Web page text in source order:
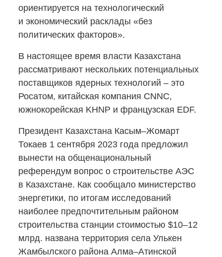
ориентируется на технологический
и экономический расклады «без
политических факторов».
В настоящее время власти Казахстана
рассматривают нескольких потенциальных
поставщиков ядерных технологий – это
Росатом, китайская компания CNNC,
южнокорейская KHNP и французская EDF.
Президент Казахстана Касым–Жомарт
Токаев 1 сентября 2023 года предложил
вынести на общенациональный
референдум вопрос о строительстве АЭС
в Казахстане. Как сообщало министерство
энергетики, по итогам исследований
наиболее предпочтительным районом
строительства станции стоимостью $10–12
млрд. названа территория села Улькен
Жамбылского района Алма–Атинской